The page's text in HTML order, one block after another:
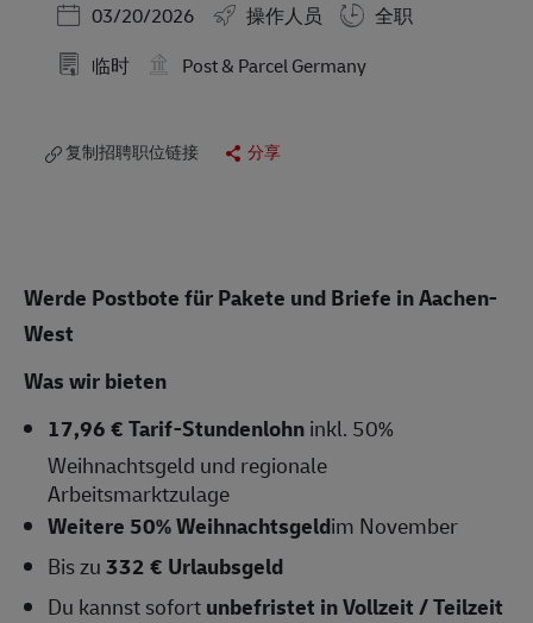
Posted Date
03/20/2026 操作人员
全职
临时
Post & Parcel Germany
复制招聘职位链接 分享
Werde Postbote für Pakete und Briefe in Aachen-
West
Was wir bieten
17,96 € Tarif-Stundenlohninkl. 50%
Weihnachtsgeld und regionale
Arbeitsmarktzulage
Weitere 50% Weihnachtsgeldim November
Bis zu332 € Urlaubsgeld
Du kannst sofortunbefristet in Vollzeit / Teilzeit